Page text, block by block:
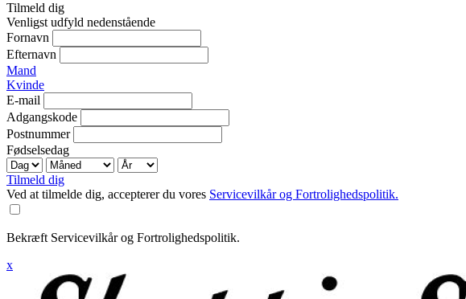
Tilmeld dig
Venligst udfyld nedenstående
Fornavn
Efternavn
Mand
Kvinde
E-mail
Adgangskode
Postnummer
Fødselsedag
Tilmeld dig
Ved at tilmelde dig, accepterer du vores Servicevilkår og Fortrolighedspolitik.
Bekræft Servicevilkår og Fortrolighedspolitik.
x